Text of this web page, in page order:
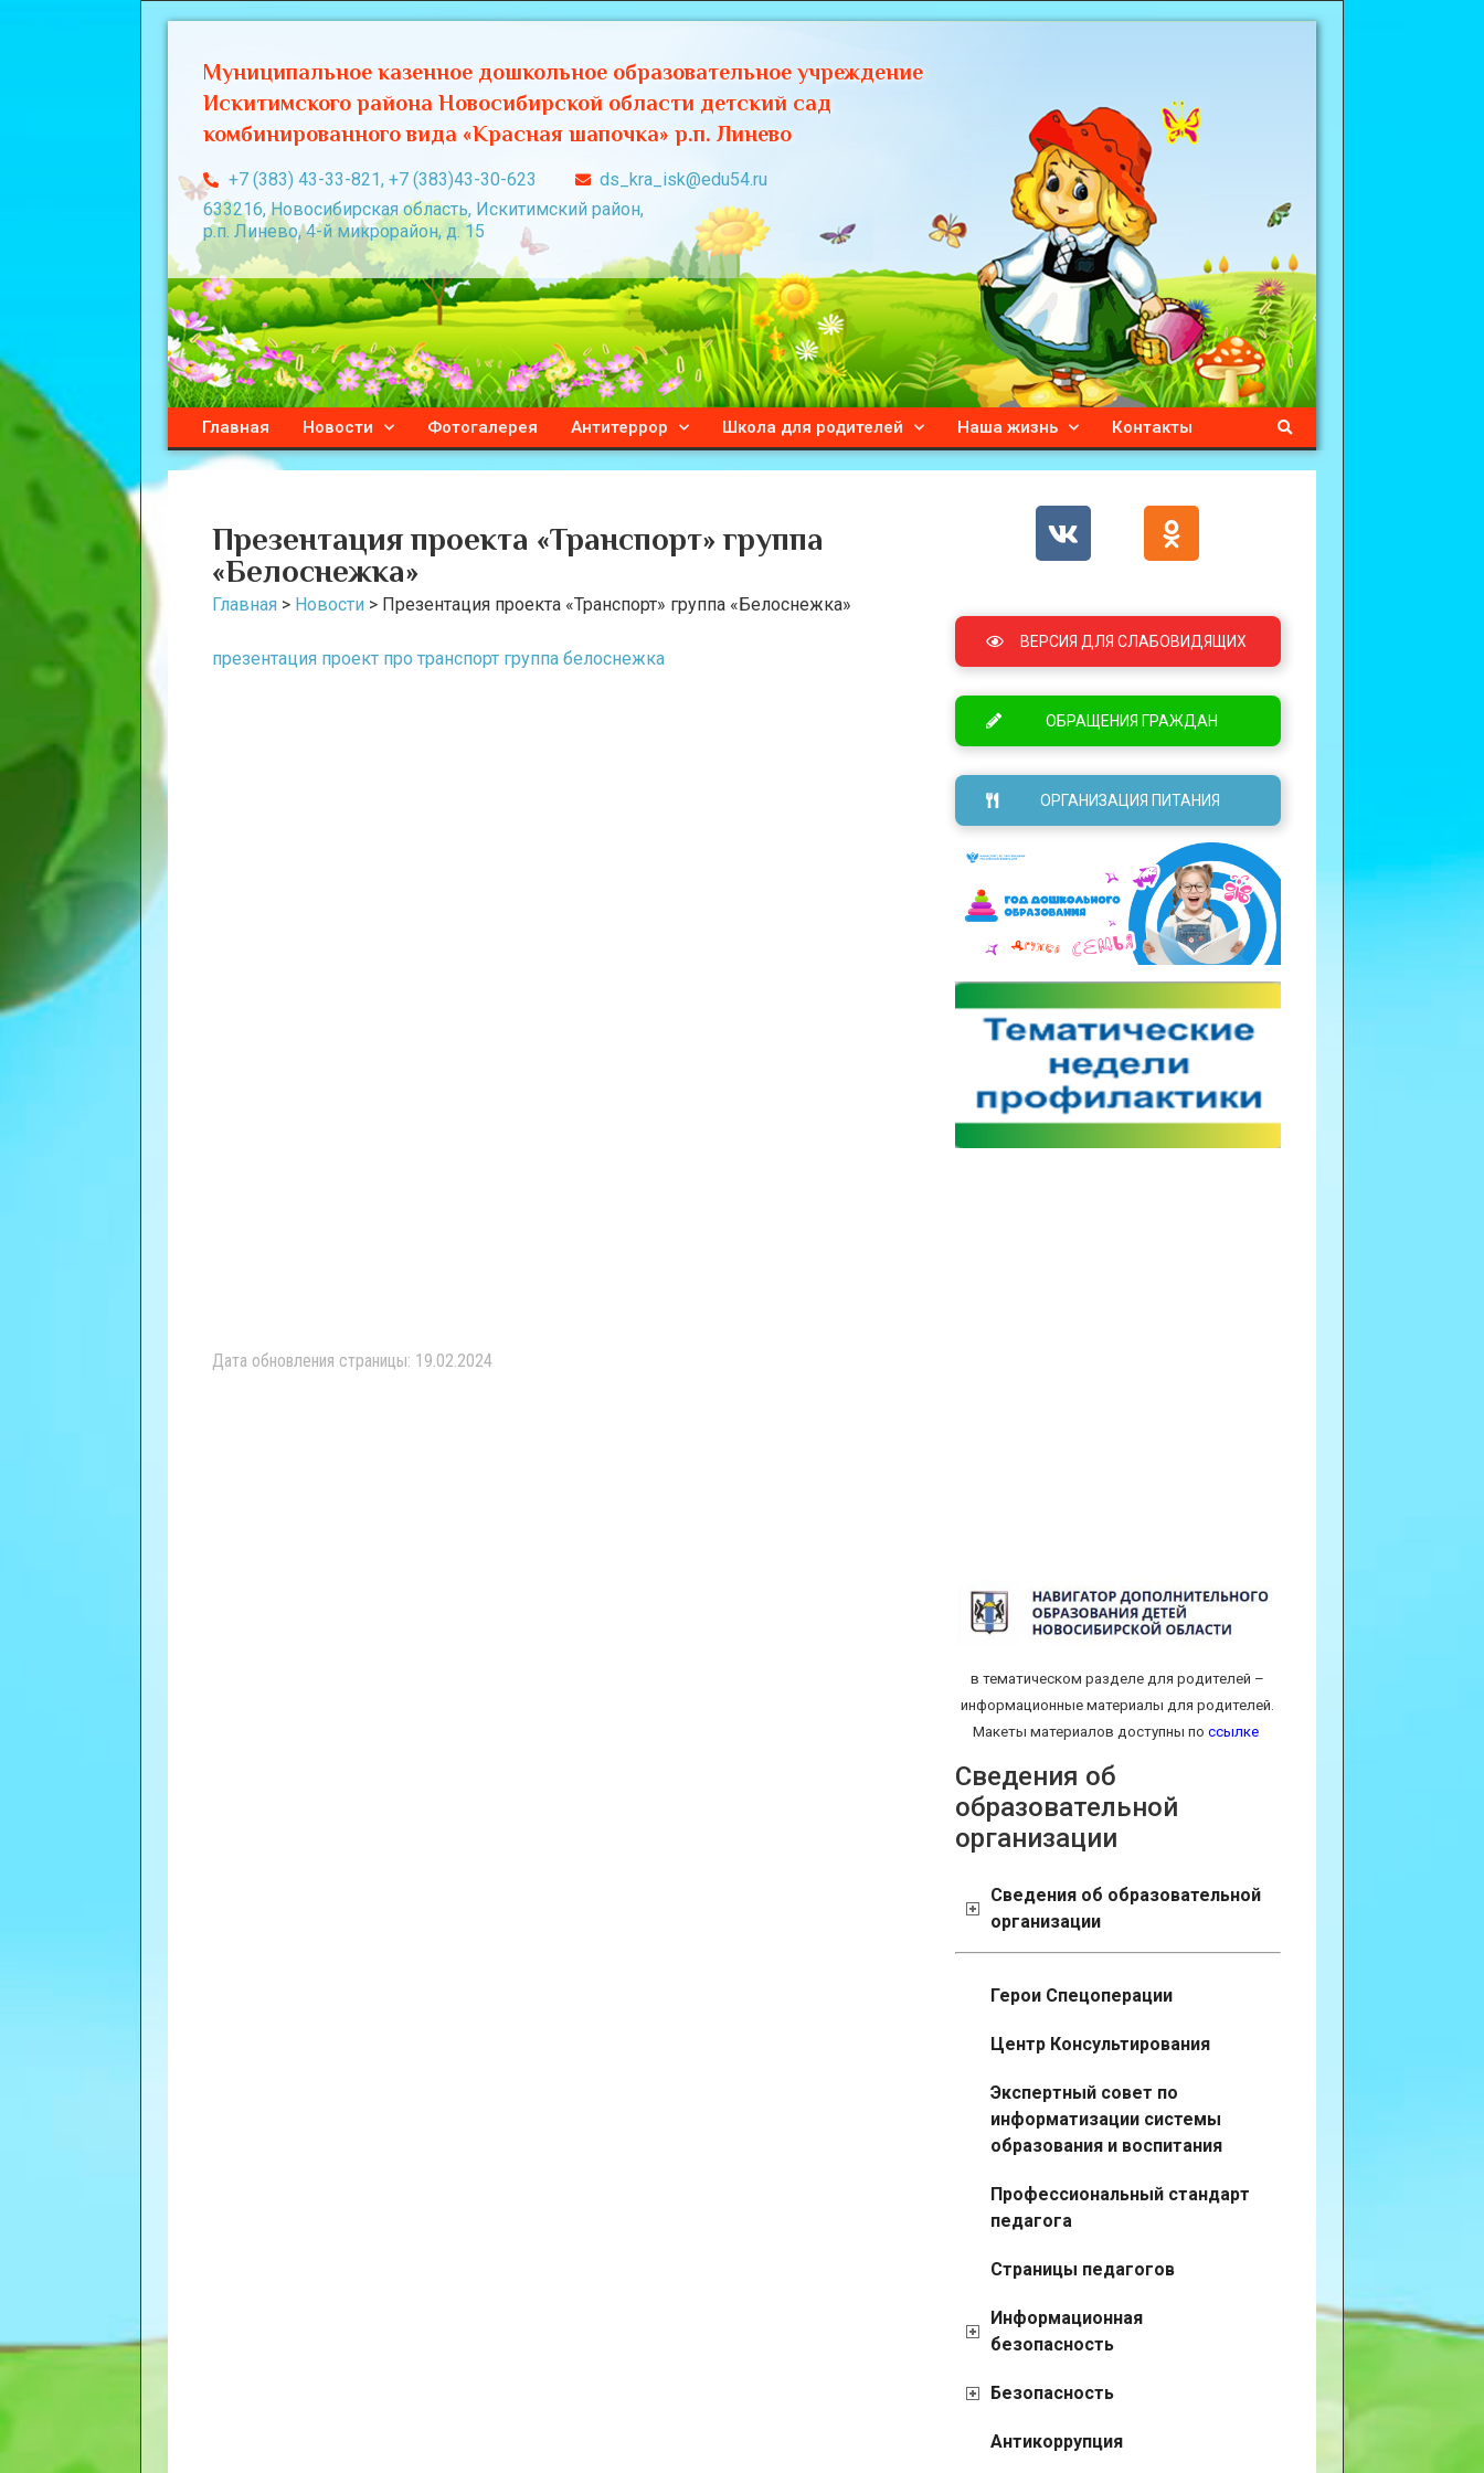
Муниципальное казенное дошкольное образовательное учреждение
Искитимского района Новосибирской области детский сад
комбинированного вида «Красная шапочка» р.п. Линево
+7 (383) 43-33-821, +7 (383)43-30-623
ds_kra_isk@edu54.ru
633216, Новосибирская область, Искитимский район,
р.п. Линево, 4-й микрорайон, д. 15
Главная Новости Фотогалерея Антитеррор Школа для родителей Наша жизнь Контакты
Презентация проекта «Транспорт» группа
«Белоснежка»
Главная > Новости > Презентация проекта «Транспорт» группа «Белоснежка»
презентация проект про транспорт группа белоснежка
Дата обновления страницы: 19.02.2024
ВЕРСИЯ ДЛЯ СЛАБОВИДЯЩИХ
ОБРАЩЕНИЯ ГРАЖДАН
ОРГАНИЗАЦИЯ ПИТАНИЯ
в тематическом разделе для родителей –
информационные материалы для родителей.
Макеты материалов доступны по ссылке
Сведения об
образовательной
организации
Сведения об образовательной
организации
Герои Спецоперации
Центр Консультирования
Экспертный совет по
информатизации системы
образования и воспитания
Профессиональный стандарт
педагога
Страницы педагогов
Информационная
безопасность
Безопасность
Антикоррупция